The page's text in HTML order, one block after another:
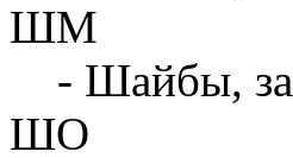
ШМ
- Шайбы,
ШО